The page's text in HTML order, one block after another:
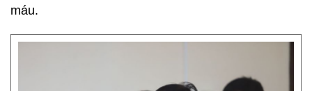
máu.